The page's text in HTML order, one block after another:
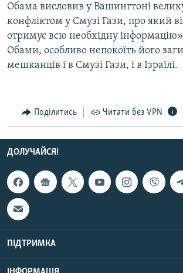
Усі сайти RFE/RL
Обама висловив у Вашингтоні
конфліктом у Смузі Гази, про який
отримує всю необхідну
Обами, особливо непокоїть його
мешканців і в Смузі Гази, і в Ізраїлі.
Поділитись Читати без VPN
ДОЛУЧАЙСЯ!
ПІДТРИМКА